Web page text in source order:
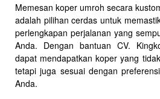
Memesan koper umroh secara
adalah pilihan cerdas untuk
perlengkapan perjalanan yang
Anda. Dengan bantuan CV.
dapat mendapatkan koper yang
tetapi juga sesuai dengan
Anda.